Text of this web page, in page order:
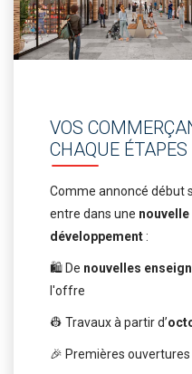
VOS
CHAQUE
Comme annoncé début
entre dans une nouvelle
développement:
🛍️ De nouvelles
l'offre
👷 Travaux à partir d’
🎉 Premières